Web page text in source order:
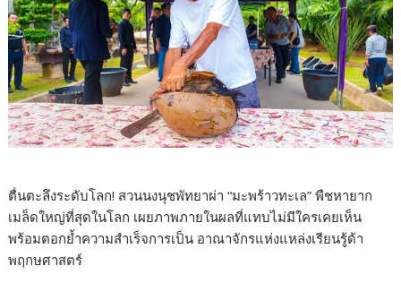
ตื่นตะลึงระดับโลก! สวนนงนุชพัทยาผ่า “มะพร้าวทะเล” พืชหายาก
เมล็ดใหญ่ที่สุดในโลก เผยภาพภายในผลที่แทบไม่มีใครเคยเห็น
พร้อมตอกย้ำความสำเร็จการเป็น อาณาจักรแห่งแหล่งเรียนรู้ด้า
พฤกษศาสตร์